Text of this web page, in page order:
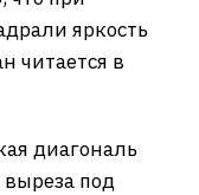
яркость
читается в
диагональ
под